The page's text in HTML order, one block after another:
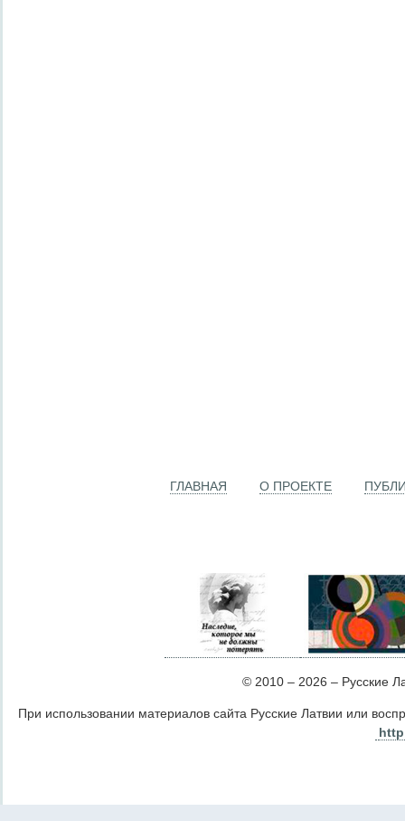
ГЛАВНАЯ О ПРОЕКТЕ
© 2010 – 2026 – Русские
При использовании материалов сайта Русские Латвии или